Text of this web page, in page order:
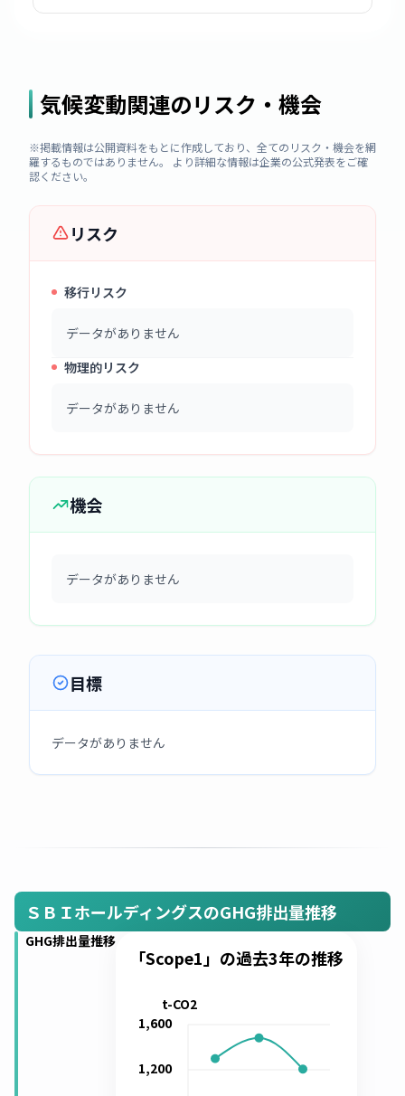
気候変動関連のリスク・機会
※掲載情報は公開資料をもとに作成しており、全てのリスク・機会を網
羅するものではありません。 より詳細な情報は企業の公式発表をご確
認ください。
リスク
移行リスク
データがありません
物理的リスク
データがありません
機会
データがありません
目標
データがありません
ＳＢＩホールディングスのGHG排出量推移
GHG排出量推移
「Scope1」の過去3年の推移
1,200
1,600
t-CO2